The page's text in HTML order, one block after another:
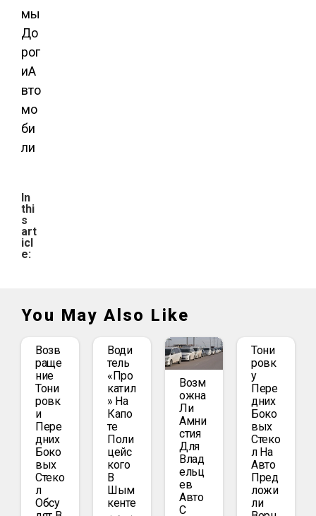
мы
До
рог
иА
вто
мо
би
ли
In
thi
s
art
icl
e:
You May Also Like
Возв
Раще
Ние
Тони
Ровк
И
Пере
Дних
Боко
Вых
Стеко
Л
Обсу
Води
Тель
«про
Катил
» На
Капо
Те
Поли
Цейс
Кого
В
Шым
Кенте
Возм
Ожна
Ли
Амни
Стия
Для
Влад
Ельц
Ев
Авто
С
Тони
Ровк
У
Пере
Дних
Боко
Вых
Стеко
Л На
Авто
Пред
Ложи
Ли